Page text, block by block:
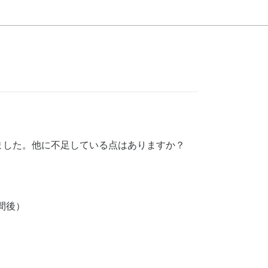
た。他に不足している点はありますか？
）